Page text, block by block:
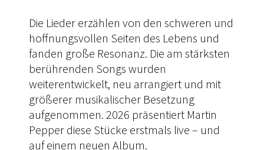
Die Lieder erzählen von den schweren und
hoffnungsvollen Seiten des Lebens und
fanden große Resonanz. Die am stärksten
berührenden Songs wurden
weiterentwickelt, neu arrangiert und mit
größerer musikalischer Besetzung
aufgenommen. 2026 präsentiert Martin
Pepper diese Stücke erstmals live – und
auf einem neuen Album.